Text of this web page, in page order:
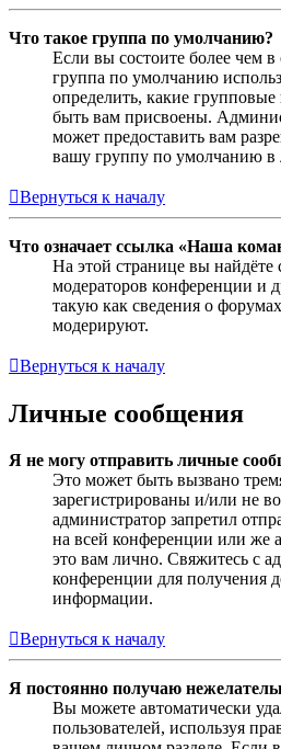
Что такое группа по умолчанию?
Если вы состоите более чем
группа по умолчанию
определить, какие
быть вам присвоены.
может предоставить вам
вашу группу по умолчанию в
Вернуться к началу
Что означает ссылка «Наша
На этой странице вы найдёте
модераторов конференции и
такую как сведения о
модерируют.
Вернуться к началу
Личные сообщения
Я не могу отправить личные
Это может быть вызвано
зарегистрированы и/или не
администратор запретил
на всей конференции или же
это вам лично. Свяжитесь с
конференции для получения
информации.
Вернуться к началу
Я постоянно получаю
Вы можете автоматически
пользователей, используя